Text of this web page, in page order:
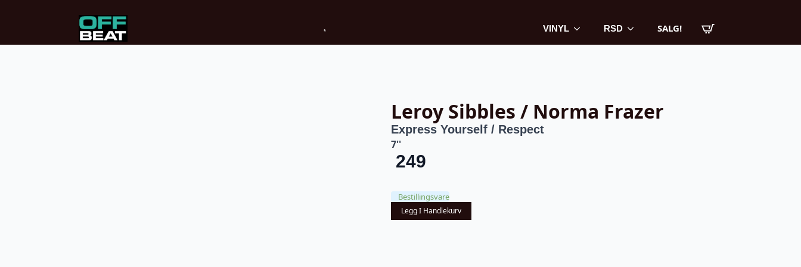
VINYL RSD SALG!
Leroy Sibbles / Norma Frazer
Express Yourself / Respect
7''
249
Bestillingsvare
Legg I Handlekurv